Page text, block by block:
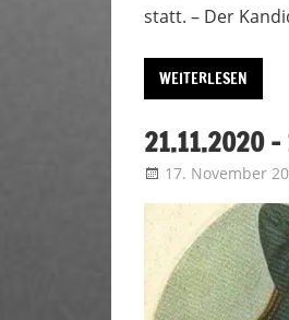
statt. – Der
WEITERLESEN
21.11.2020 –
17. November